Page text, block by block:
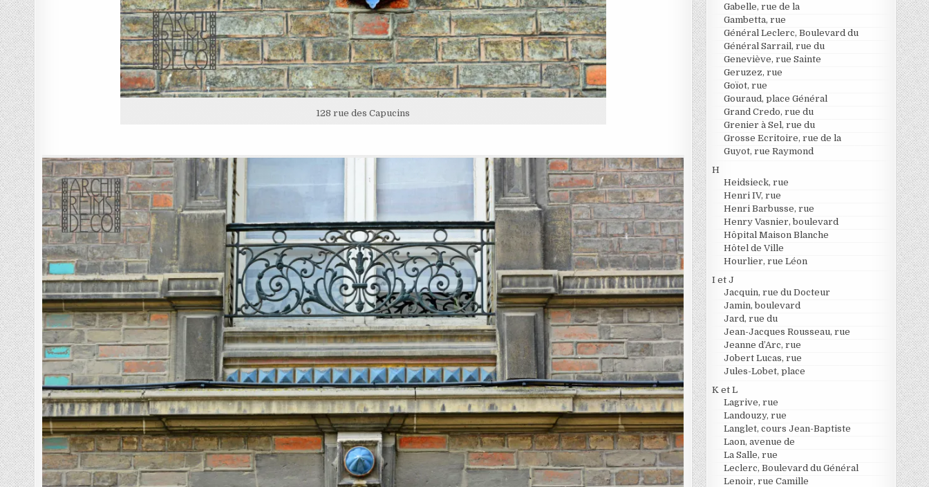
128 rue des Capucins
Gabelle, rue de la
Gambetta, rue
Général Leclerc, Boulevard du
Général Sarrail, rue du
Geneviève, rue Sainte
Geruzez, rue
Goïot, rue
Gouraud, place Général
Grand Credo, rue du
Grenier à Sel, rue du
Grosse Ecritoire, rue de la
Guyot, rue Raymond
H
Heidsieck, rue
Henri IV, rue
Henri Barbusse, rue
Henry Vasnier, boulevard
Hôpital Maison Blanche
Hôtel de Ville
Hourlier, rue Léon
I et J
Jacquin, rue du Docteur
Jamin, boulevard
Jard, rue du
Jean-Jacques Rousseau, rue
Jeanne d’Arc, rue
Jobert Lucas, rue
Jules-Lobet, place
K et L
Lagrive, rue
Landouzy, rue
Langlet, cours Jean-Baptiste
Laon, avenue de
La Salle, rue
Leclerc, Boulevard du Général
Lenoir, rue Camille